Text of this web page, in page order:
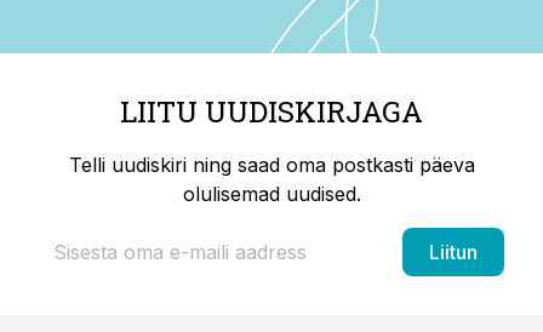
LIITU UUDISKIRJAGA
Telli uudiskiri ning saad oma postkasti päeva
olulisemad uudised.
Liitun